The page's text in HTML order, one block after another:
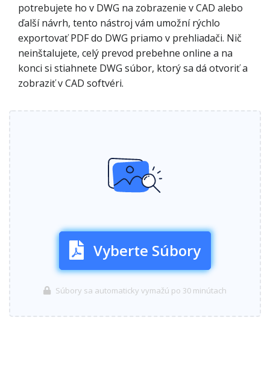
potrebujete ho v DWG na zobrazenie v CAD alebo
ďalší návrh, tento nástroj vám umožní rýchlo
exportovať PDF do DWG priamo v prehliadači. Nič
neinštalujete, celý prevod prebehne online a na
konci si stiahnete DWG súbor, ktorý sa dá otvoriť a
zobraziť v CAD softvéri.
Vyberte Súbory
Súbory sa automaticky vymažú po 30 minútach